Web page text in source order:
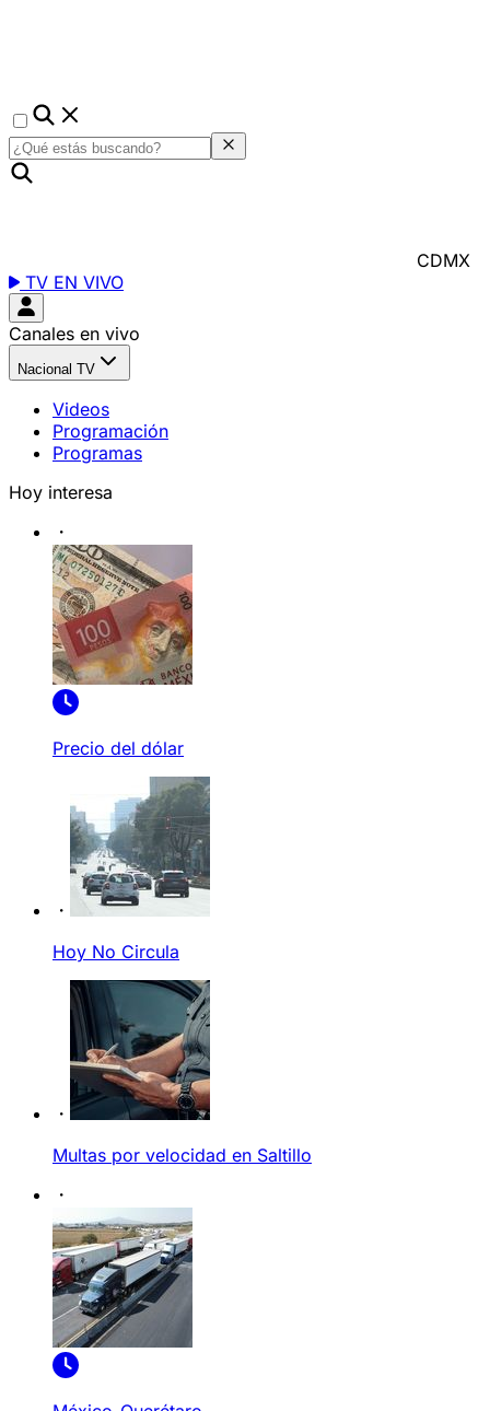
CDMX
TV EN VIVO
Canales en vivo
Nacional TV
Videos
Programación
Programas
Hoy interesa
Precio del dólar
Hoy No Circula
Multas por velocidad en Saltillo